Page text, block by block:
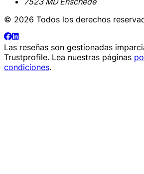
© 2026 Todos los derechos
Las reseñas son gestionadas
Trustprofile. Lea nuestras páginas
condiciones.